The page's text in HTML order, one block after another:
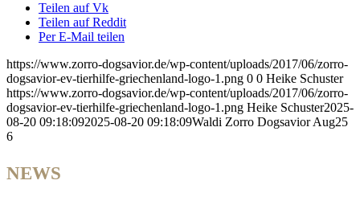
Teilen auf Vk
Teilen auf Reddit
Per E-Mail teilen
https://www.zorro-dogsavior.de/wp-content/uploads/2017/06/zorro-
dogsavior-ev-tierhilfe-griechenland-logo-1.png 0 0 Heike Schuster
https://www.zorro-dogsavior.de/wp-content/uploads/2017/06/zorro-
dogsavior-ev-tierhilfe-griechenland-logo-1.png Heike Schuster2025-
08-20 09:18:092025-08-20 09:18:09Waldi Zorro Dogsavior Aug25
6
NEWS